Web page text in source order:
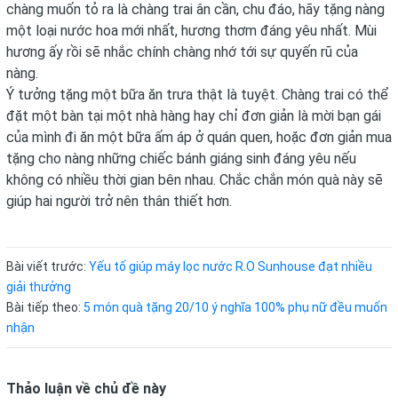
chàng muốn tỏ ra là chàng trai ân cần, chu đáo, hãy tặng nàng
một loại nước hoa mới nhất, hương thơm đáng yêu nhất. Mùi
hương ấy rồi sẽ nhắc chính chàng nhớ tới sự quyến rũ của
nàng.
Ý tưởng tặng một bữa ăn trưa thật là tuyệt. Chàng trai có thể
đặt một bàn tại một nhà hàng hay chỉ đơn giản là mời bạn gái
của mình đi ăn một bữa ấm áp ở quán quen, hoặc đơn giản mua
tặng cho nàng những chiếc bánh giáng sinh đáng yêu nếu
không có nhiều thời gian bên nhau. Chắc chắn món quà này sẽ
giúp hai người trở nên thân thiết hơn.
Bài viết trước: Yếu tố giúp máy lọc nước R.O Sunhouse đạt nhiều
giải thưởng
Bài tiếp theo: 5 món quà tặng 20/10 ý nghĩa 100% phụ nữ đều muốn
nhận
Thảo luận về chủ đề này